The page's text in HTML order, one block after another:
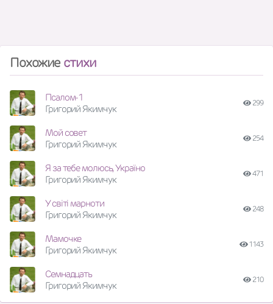
Похожие стихи
Псалом-1
Григорий Якимчук
299
Мой совет
Григорий Якимчук
254
Я за тебе молюсь, Україно
Григорий Якимчук
471
У світі марноти
Григорий Якимчук
248
Мамочке
Григорий Якимчук
1143
Семнадцать
Григорий Якимчук
210